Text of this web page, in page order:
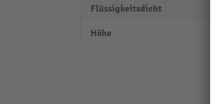
Flüssigkeitsdicht
Höhe